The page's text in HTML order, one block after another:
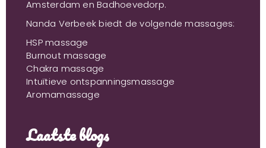
Amsterdam en Badhoevedorp.
Nanda Verbeek biedt de volgende massages:
HSP massage
Burnout massage
Chakra massage
Intuïtieve ontspanningsmassage
Aromamassage
Laatste blogs